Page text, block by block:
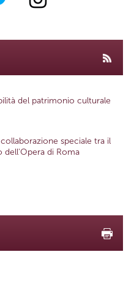
del patrimonio culturale
speciale tra il
dell'Opera di Roma